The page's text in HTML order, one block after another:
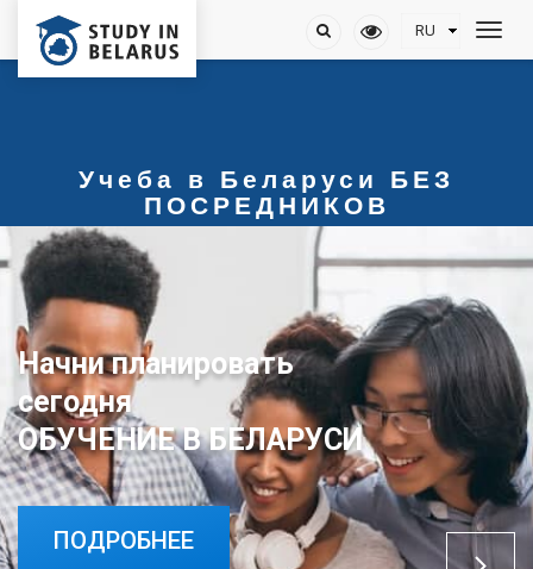
Учеба в Беларуси БЕЗ
ПОСРЕДНИКОВ
Начни планировать
сегодня
ОБУЧЕНИЕ В БЕЛАРУСИ
ПОДРОБНЕЕ